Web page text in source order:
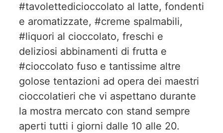
#tavolettedicioccolato al latte, fondenti
e aromatizzate, #creme spalmabili,
#liquori al cioccolato, freschi e
deliziosi abbinamenti di frutta e
#cioccolato fuso e tantissime altre
golose tentazioni ad opera dei maestri
cioccolatieri che vi aspettano durante
la mostra mercato con stand sempre
aperti tutti i giorni dalle 10 alle 20.